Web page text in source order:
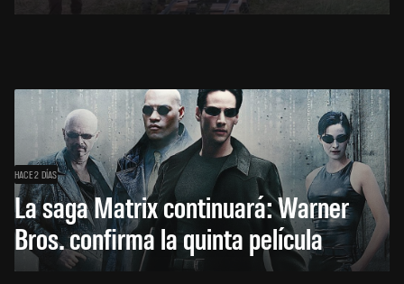
HACE 2 DÍAS
La saga Matrix continuará: Warner
Bros. confirma la quinta película